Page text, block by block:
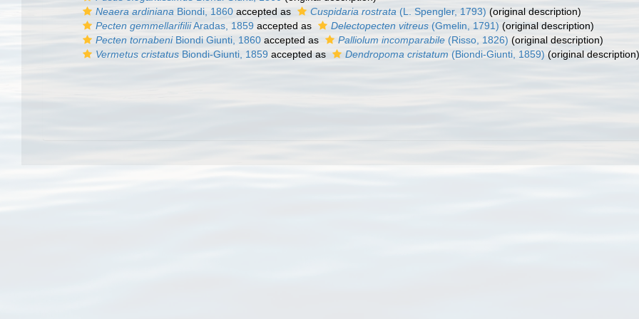
Neaera ardiniana Biondi, 1860 accepted as Cuspidaria rostrata (L. Spengler, 1793) (original description)
Pecten gemmellarifiliiAradas, 1859 accepted as Delectopecten vitreus (Gmelin, 1791) (original description)
Pecten tornabeniBiondi Giunti, 1860 accepted as Palliolum incomparabile (Risso, 1826) (original description)
Vermetus cristatus Biondi-Giunti, 1859 accepted as Dendropoma cristatum (Biondi-Giunti, 1859) (original description)